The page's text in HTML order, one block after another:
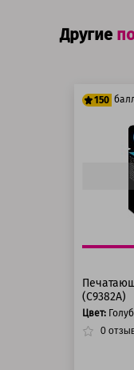
Другие
150
125
150
(C9382A)
Цвет:
0